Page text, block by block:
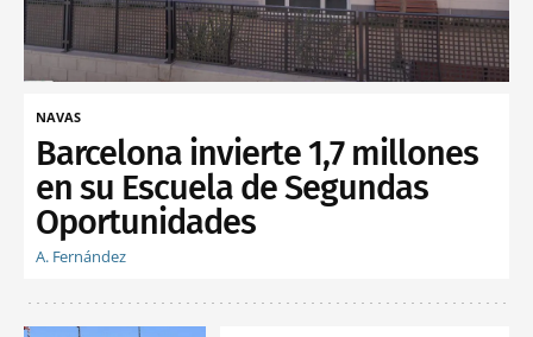
NAVAS
Barcelona invierte 1,7 millones
en su Escuela de Segundas
Oportunidades
A. Fernández